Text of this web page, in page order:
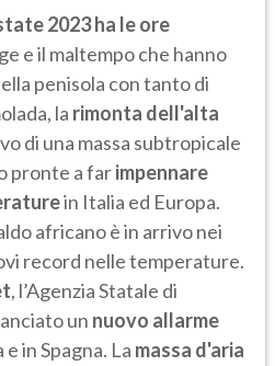
2023 ha le ore
e il maltempo che hanno
penisola con tanto di
la rimonta dell'alta
di una massa subtropicale
pronte a farimpennare
in Italia ed Europa.
africano è in arrivo nei
record nelle temperature.
, l’Agenzia Statale di
un nuovo allarme
in Spagna. La massa d'aria